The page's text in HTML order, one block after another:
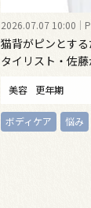
2026.07.07 10:00
猫背がピンとす
タイリスト・佐
美容 更年期
ボディケア 悩み